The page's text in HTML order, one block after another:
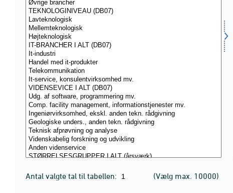
Antal valgte tal til tabellen: (Vælg max. 10000)